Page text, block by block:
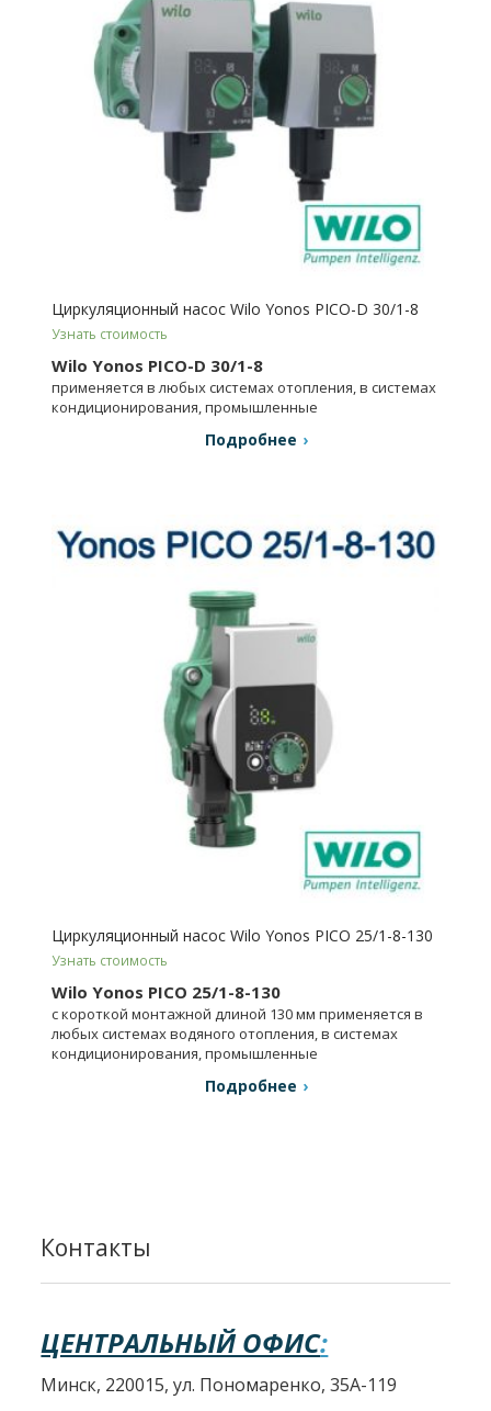
Циркуляционный насос Wilo Yonos PICO-D 30/1-8
Узнать стоимость
Wilo Yonos PICO-D 30/1-8
применяется в любых системах отопления, в системах
кондиционирования, промышленные
Подробнее
Циркуляционный насос Wilo Yonos PICO 25/1-8-130
Узнать стоимость
Wilo Yonos PICO 25/1-8-130
с короткой монтажной длиной 130 мм применяется в
любых системах водяного отопления, в системах
кондиционирования, промышленные
Подробнее
Контакты
ЦЕНТРАЛЬНЫЙ ОФИС:
Минск, 220015, ул. Пономаренко, 35А-119